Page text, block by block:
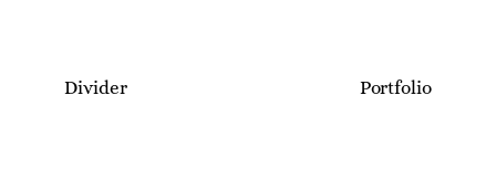
Divider Portfolio